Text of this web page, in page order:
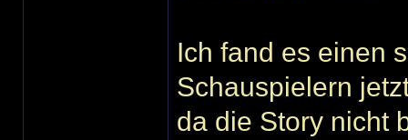
Ich fand es einen
Schauspielern
da die Story nicht